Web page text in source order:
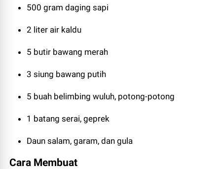
500 gram daging sapi
2 liter air kaldu
5 butir bawang merah
3 siung bawang putih
5 buah belimbing wuluh, potong-potong
1 batang serai, geprek
Daun salam, garam, dan gula
Cara Membuat